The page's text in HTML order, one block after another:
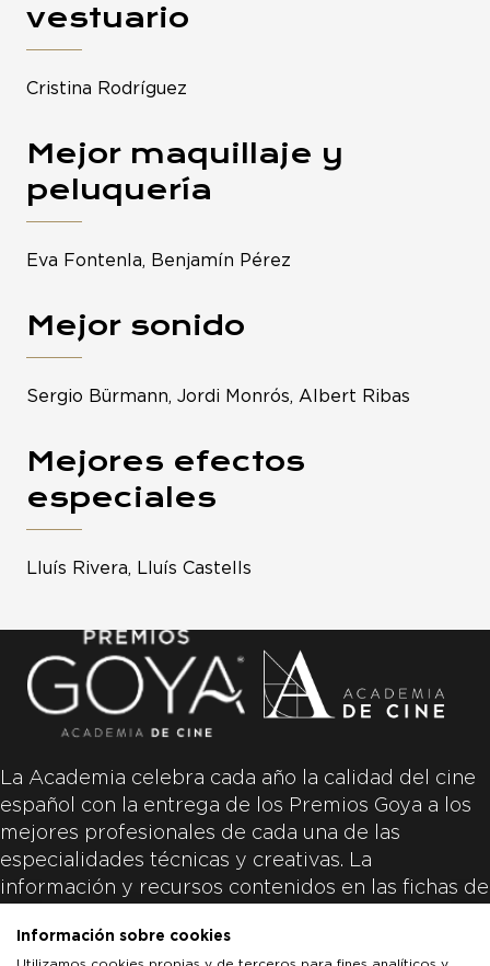
vestuario
Cristina Rodríguez
Mejor maquillaje y
peluquería
Eva Fontenla, Benjamín Pérez
Mejor sonido
Sergio Bürmann, Jordi Monrós, Albert Ribas
Mejores efectos
especiales
Lluís Rivera, Lluís Castells
La Academia celebra cada año la calidad del cine
español con la entrega de los Premios Goya a los
mejores profesionales de cada una de las
especialidades técnicas y creativas. La
información y recursos contenidos en las fichas de
productoras de las películas y responsabilidad
Información sobre cookies